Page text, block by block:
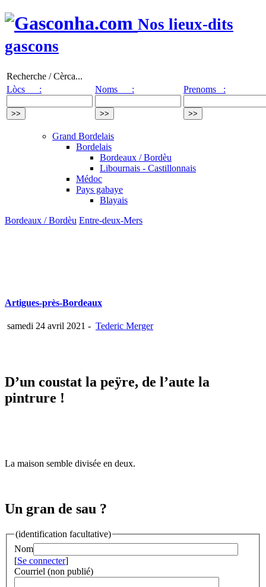
Nos lieux-dits
gascons
Recherche / Cèrca...
Lòcs :
Noms : Prenoms :
Grand Bordelais
Bordelais
Bordeaux / Bordèu
Libournais - Castillonnais
Médoc
Pays gabaye
Blayais
Bordeaux / Bordèu Entre-deux-Mers
Artigues-près-Bordeaux
samedi 24 avril 2021 - Tederic Merger
D’un coustat la peÿre, de l’aute la
pintrure !
La maison semble divisée en deux.
Un gran de sau ?
(identification facultative)
Nom
[Se connecter]
Courriel (non publié)